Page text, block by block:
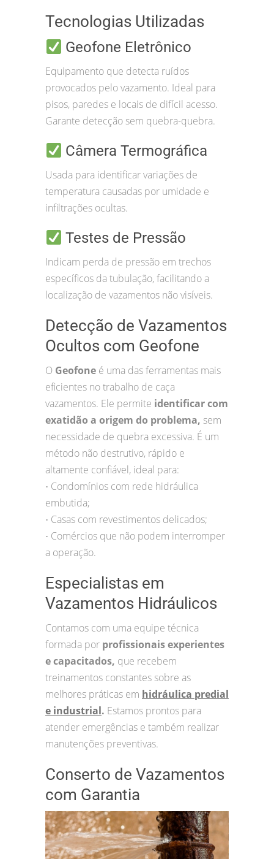
Tecnologias Utilizadas
Geofone Eletrônico
Equipamento que detecta ruídos
provocados pelo vazamento. Ideal para
pisos, paredes e locais de difícil acesso.
Garante detecção sem quebra-quebra.
Câmera Termográfica
Usada para identificar variações de
temperatura causadas por umidade e
infiltrações ocultas.
Testes de Pressão
Indicam perda de pressão em trechos
específicos da tubulação, facilitando a
localização de vazamentos não visíveis.
Detecção de Vazamentos
Ocultos com Geofone
O Geofone é uma das ferramentas mais
eficientes no trabalho de caça
vazamentos. Ele permite identificar com
exatidão a origem do problema, sem
necessidade de quebra excessiva. É um
método não destrutivo, rápido e
altamente confiável, ideal para:
• Condomínios com rede hidráulica
embutida;
• Casas com revestimentos delicados;
• Comércios que não podem interromper
a operação.
Especialistas em
Vazamentos Hidráulicos
Contamos com uma equipe técnica
formada por profissionais experientes
e capacitados, que recebem
treinamentos constantes sobre as
melhores práticas em hidráulica predial
e industrial. Estamos prontos para
atender emergências e também realizar
manutenções preventivas.
Conserto de Vazamentos
com Garantia